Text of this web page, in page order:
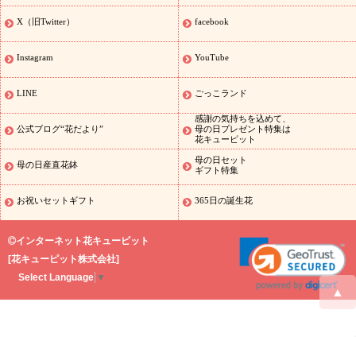
ズ』コラボキャンペーン
「きょう誕生日なんです」キャンペーン
誕生日の花を探す 誕生日フラワーギフト
誕生日フラワーギフ
ト
誕生日フラワーギフト商品一覧 バラ
9月の誕生花(リンドウ)
トギフト
「きょう誕生日なんです」キャンペーン
用途から探す お祝いの花特集 当日配達特急便
お祝い商品一覧
お祝い
開店・開業祝い 新築・引っ越し祝い 退職祝い
退院祝い・快気祝い
い
プチギフト ペットのお祝いフラワー お中元・暑中見舞い
当日配達特急便 お供え
お悔やみ商品一覧
お供え・お悔やみの花
四十九日法要以降に贈る
花
お供え お花とセットギフト
その他
お祝い返し お見舞い お取り寄せギフト ビジネス用
ご
自宅用
観葉植物 ミディ胡蝶蘭 プリザーブドフラワー
スタイ
ルから探す
アレンジメント スタンド花 お祝い
お供
え・お悔やみ
胡蝶蘭 胡蝶蘭・花鉢 ミディ胡蝶蘭・お祝い
ミデ
X（旧Twitter） facebook
Instagram YouTube
LINE ごっこランド
公式ブログ“花だより”
感謝の気持ちを込めて、
母の日プレゼント特集は
花キューピット
母の日産直花鉢
母の日セット
ギフト特集
お祝いセットギフト 365日の誕生花
インターネット花キューピット
[花キューピット株式会社]
Select Language ▼
▲